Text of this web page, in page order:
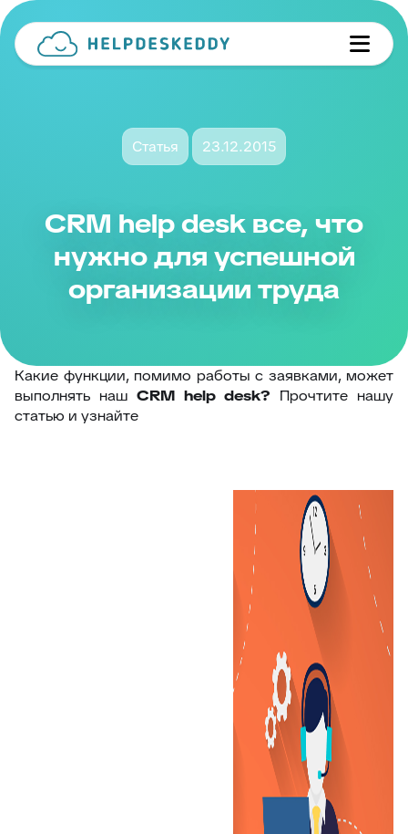
Статья 23.12.2015
CRM help desk все, что
нужно для успешной
организации труда
Какие функции, помимо работы с заявками, может
выполнять наш CRM help desk? Прочтите нашу
статью и узнайте